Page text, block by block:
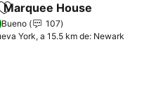
Añadir a favoritos
Marquee House
Bueno
107
York, a 15.5 km de: Newark